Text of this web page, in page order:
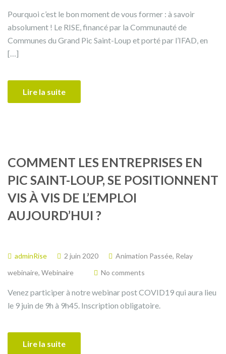
Pourquoi c’est le bon moment de vous former : à savoir
absolument ! Le RISE, financé par la Communauté de
Communes du Grand Pic Saint-Loup et porté par l’IFAD, en
[…]
Lire la suite
COMMENT LES ENTREPRISES EN
PIC SAINT-LOUP, SE POSITIONNENT
VIS À VIS DE L’EMPLOI
AUJOURD’HUI ?
adminRise 2 juin 2020 Animation Passée, Relay
webinaire, Webinaire No comments
Venez participer à notre webinar post COVID19 qui aura lieu
le 9 juin de 9h à 9h45. Inscription obligatoire.
Lire la suite